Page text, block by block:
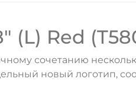
Red
сочетанию
новый логотип,